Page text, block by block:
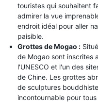
touristes qui souhaitent
admirer la vue
endroit idéal pour aller
paisible.
Grottes de Mogao :
de Mogao sont inscrites
l'UNESCO et l'un des
de Chine. Les grottes
de sculptures
incontournable pour